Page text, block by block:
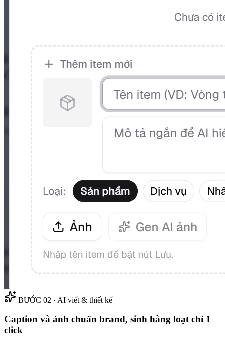
BƯỚC 02 · AI viết & thiết kế
Caption và ảnh chuẩn brand, sinh hàng loạt chỉ 1
click